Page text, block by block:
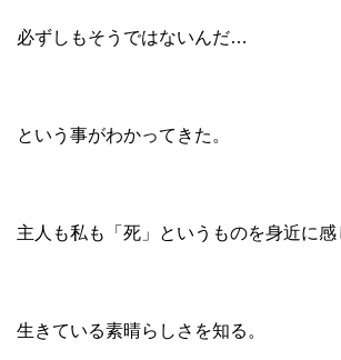
必ずしもそうではないんだ…
という事がわかってきた。
主人も私も「死」というものを身近に感
生きている素晴らしさを知る。